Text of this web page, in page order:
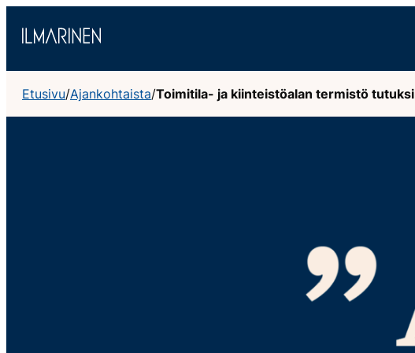
sisältöön
Etusivu/Ajankohtaista/Toimitila- ja kiinteistöalan termistö tutuksi